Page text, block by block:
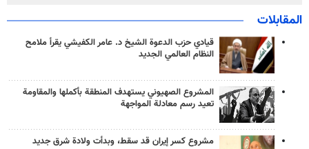
المقابلات
قيادي حزب الدعوة الشيخ د. عامر الكفيشي يقرأ ملامح
النظام العالمي الجديد
المشروع الصهيوني يستهدف المنطقة بأكملها والمقاومة
تعيد رسم معادلة المواجهة
مشروع كسر إيران قد سقط، وبدأت ولادة شرق جديد